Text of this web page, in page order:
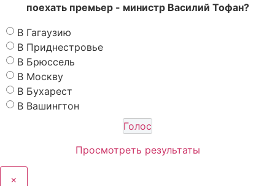
поехать премьер - министр Василий Тофан?
В Гагаузию
В Приднестровье
В Брюссель
В Москву
В Бухарест
В Вашингтон
Просмотреть результаты
×